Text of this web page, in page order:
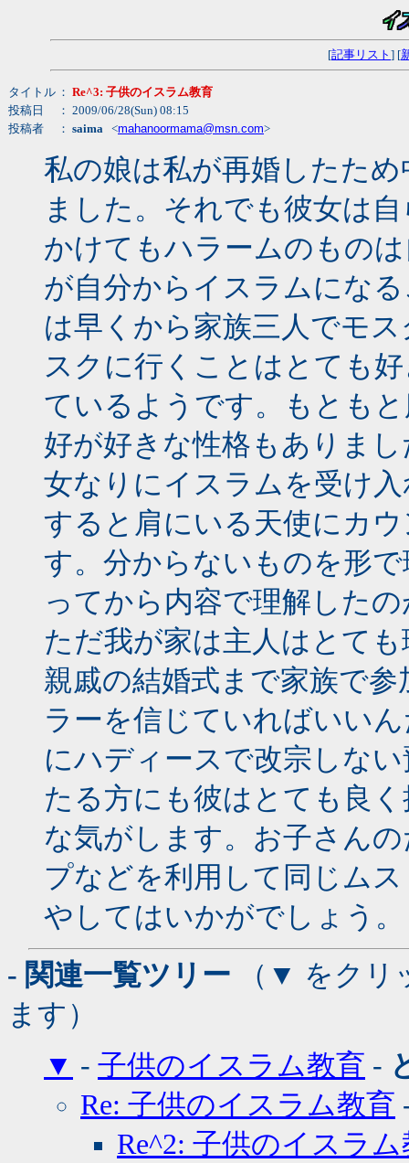
[記事リスト ] [
タイトル ： Re^3: 子供のイスラム教育
投稿日
： 2009/06/28(Sun) 08:15
投稿者
： saima <mahanoormama@msn.com>
私の娘は私が再婚したた
ました。それでも彼女は
かけてもハラームのもの
が自分からイスラムにな
は早くから家族三人でモ
スクに行くことはとても
ているようです。もとも
好が好きな性格もありま
女なりにイスラムを受け
すると肩にいる天使にカ
す。分からないものを形
ってから内容で理解した
ただ我が家は主人はとて
親戚の結婚式まで家族で
ラーを信じていればいい
にハディースで改宗しな
たる方にも彼はとても良
な気がします。お子さん
プなどを利用して同じム
やしてはいかがでしょう。
- 関連一覧ツリー （▼ をクリ
ます）
▼ - 子供のイスラム教育 -
Re: 子供のイスラム教育
Re^2: 子供のイスラ